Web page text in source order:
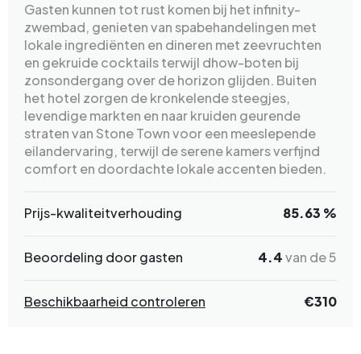
Gasten kunnen tot rust komen bij het infinity-
zwembad, genieten van spabehandelingen met
lokale ingrediënten en dineren met zeevruchten
en gekruide cocktails terwijl dhow-boten bij
zonsondergang over de horizon glijden. Buiten
het hotel zorgen de kronkelende steegjes,
levendige markten en naar kruiden geurende
straten van Stone Town voor een meeslepende
eilandervaring, terwijl de serene kamers verfijnd
comfort en doordachte lokale accenten bieden.
Prijs-kwaliteitverhouding 85.63 %
Beoordeling door gasten 4.4van de 5
Beschikbaarheid controleren €310